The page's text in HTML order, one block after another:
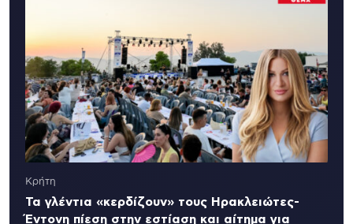
Κρήτη
Τα γλέντια «κερδίζουν» τους Ηρακλειώτες-
Έντονη πίεση στην εστίαση και αίτημα για